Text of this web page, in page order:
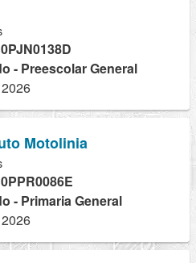
- Preescolar General
Motolinia
- Primaria General